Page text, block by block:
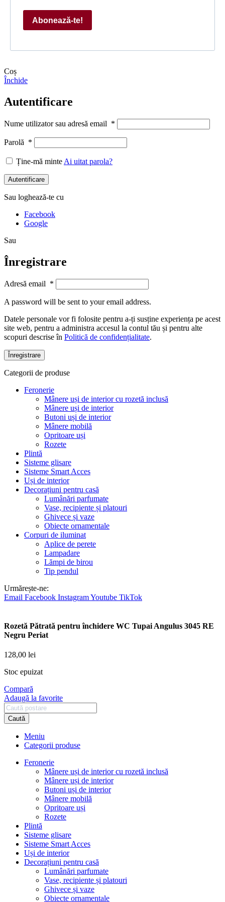
Abonează-te!
Coș
Închide
Autentificare
Nume utilizator sau adresă email *
Parolă *
Ține-mă minte Ai uitat parola?
Autentificare
Sau loghează-te cu
Facebook
Google
Sau
Înregistrare
Adresă email *
A password will be sent to your email address.
Datele personale vor fi folosite pentru a-ți susține experiența pe acest
site web, pentru a administra accesul la contul tău și pentru alte
scopuri descrise în Politică de confidențialitate.
Înregistrare
Categorii de produse
Feronerie
Mânere uși de interior cu rozetă inclusă
Mânere uși de interior
Butoni uși de interior
Mânere mobilă
Opritoare uși
Rozete
Plintă
Sisteme glisare
Sisteme Smart Acces
Uși de interior
Decorațiuni pentru casă
Lumânări parfumate
Vase, recipiente și platouri
Ghivece și vaze
Obiecte ornamentale
Corpuri de iluminat
Aplice de perete
Lampadare
Lămpi de birou
Tip pendul
Urmărește-ne:
Email Facebook InstagramYoutube TikTok
Rozetă Pătrată pentru închidere WC Tupai Angulus 3045 RE
Negru Periat
128,00 lei
Stoc epuizat
Compară
Adaugă la favorite
Caută
Meniu
Categorii produse
Feronerie
Mânere uși de interior cu rozetă inclusă
Mânere uși de interior
Butoni uși de interior
Mânere mobilă
Opritoare uși
Rozete
Plintă
Sisteme glisare
Sisteme Smart Acces
Uși de interior
Decorațiuni pentru casă
Lumânări parfumate
Vase, recipiente și platouri
Ghivece și vaze
Obiecte ornamentale